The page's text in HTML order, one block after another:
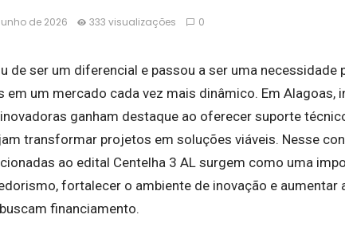
de 2026 333 visualizações 0
de ser um diferencial e passou a ser uma necessidade
um mercado cada vez mais dinâmico. Em Alagoas,
ganham destaque ao oferecer suporte
transformar projetos em soluções viáveis. Nesse
ao edital Centelha 3 AL surgem como uma
fortalecer o ambiente de inovação e aumentar
financiamento.